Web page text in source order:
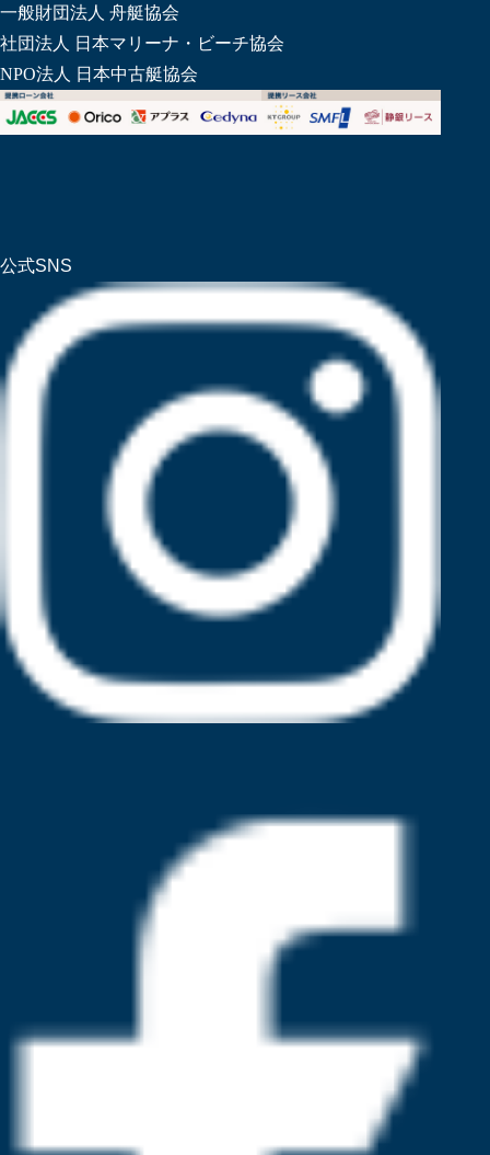
一般財団法人 舟艇協会
社団法人 日本マリーナ・ビーチ協会
NPO法人 日本中古艇協会
公式SNS